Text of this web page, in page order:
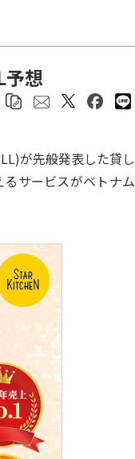
予想
が先般発表した貸し
サービスがベトナム